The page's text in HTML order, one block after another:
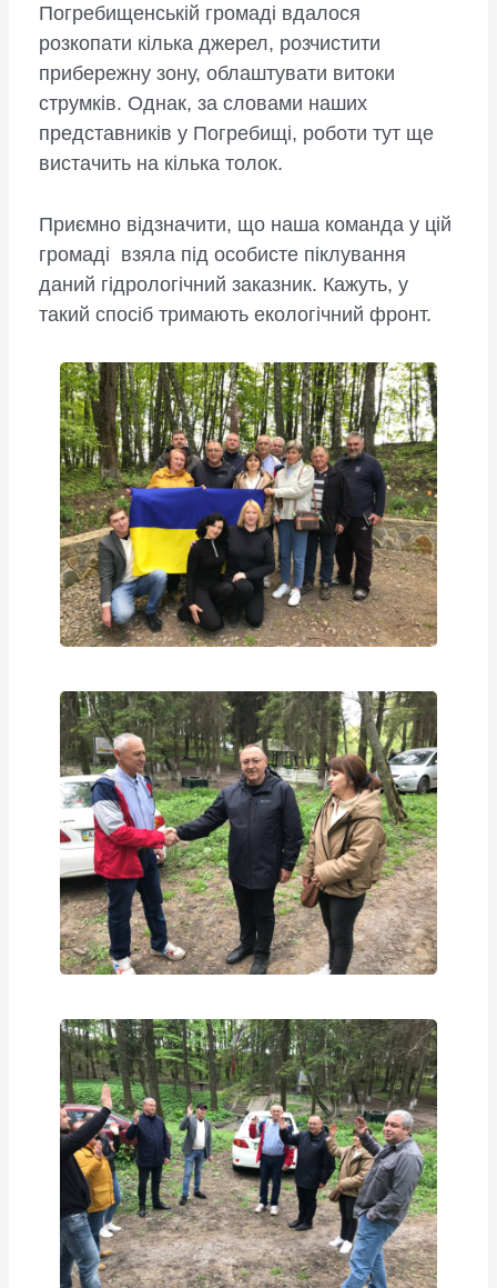
Погребищенській громаді вдалося
розкопати кілька джерел, розчистити
прибережну зону, облаштувати витоки
струмків. Однак, за словами наших
представників у Погребищі, роботи тут ще
вистачить на кілька толок.
Приємно відзначити, що наша команда у цій
громаді взяла під особисте піклування
даний гідрологічний заказник. Кажуть, у
такий спосіб тримають екологічний фронт.